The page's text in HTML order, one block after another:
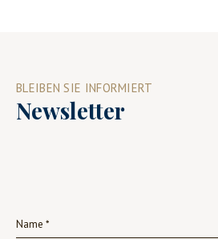
BLEIBEN SIE INFORMIERT
Newsletter